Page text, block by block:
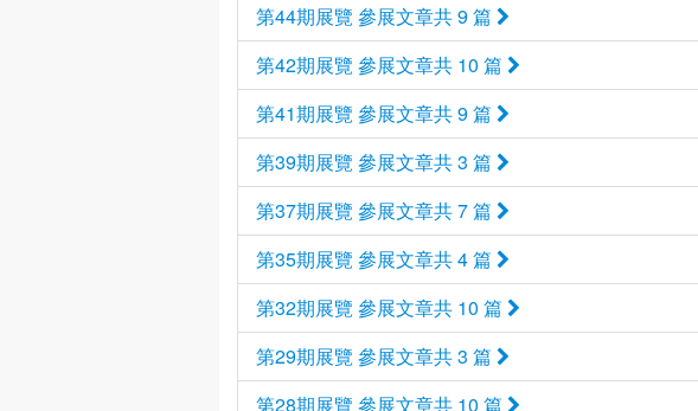
第44期展覽 參展文章共 9 篇
第42期展覽 參展文章共 10 篇
第41期展覽 參展文章共 9 篇
第39期展覽 參展文章共 3 篇
第37期展覽 參展文章共 7 篇
第35期展覽 參展文章共 4 篇
第32期展覽 參展文章共 10 篇
第29期展覽 參展文章共 3 篇
第28期展覽 參展文章共 10 篇